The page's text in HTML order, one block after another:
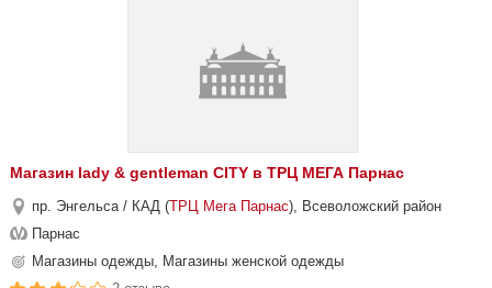
Магазин lady & gentleman CITY в ТРЦ МЕГА Парнас
пр. Энгельса / КАД (ТРЦ Мега Парнас), Всеволожский район
Парнас
Магазины одежды, Магазины женской одежды